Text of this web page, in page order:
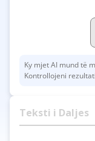
Ky mjet AI mund të
Kontrollojeni
Teksti i Daljes